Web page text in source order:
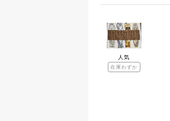
人気
在庫わずか